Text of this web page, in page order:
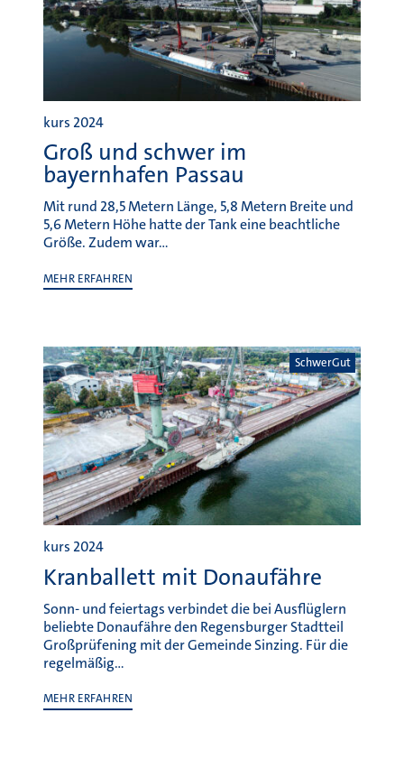
kurs 2024
Groß und schwer im
bayernhafen Passau
Mit rund 28,5 Metern Länge, 5,8 Metern Breite und
5,6 Metern Höhe hatte der Tank eine beachtliche
Größe. Zudem war…
MEHR ERFAHREN
SchwerGut
kurs 2024
Kranballett mit Donaufähre
Sonn- und feiertags verbindet die bei Ausflüglern
beliebte Donaufähre den Regensburger Stadtteil
Großprüfening mit der Gemeinde Sinzing. Für die
regelmäßig…
MEHR ERFAHREN